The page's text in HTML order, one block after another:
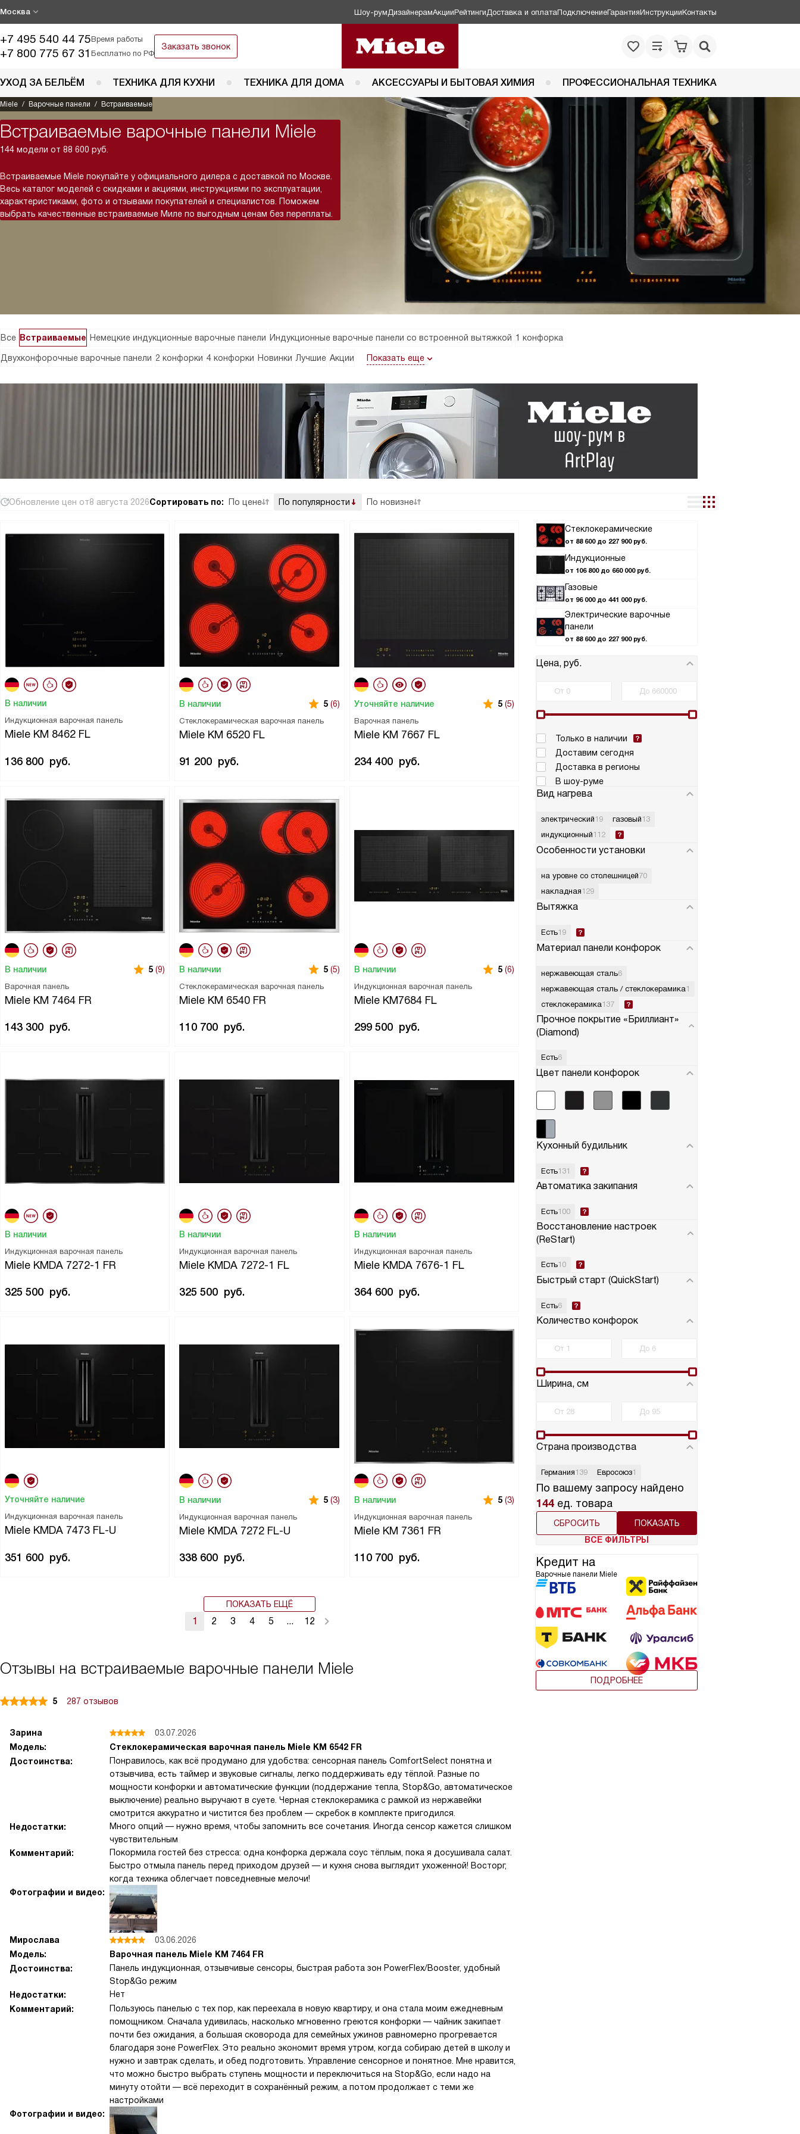
Москва Шоу-рум ДизайнерамАкцииРейтинги Доставка и оплатаПодключениеГарантияИнструкцииКонтакты
+7 495 540 44 75Время работы
+7 800 775 67 31 Бесплатно по РФ
Заказать звонок
УХОД ЗА БЕЛЬЁМ ТЕХНИКА ДЛЯ КУХНИ ТЕХНИКА ДЛЯ ДОМА АКСЕССУАРЫ И БЫТОВАЯ ХИМИЯ ПРОФЕССИОНАЛЬНАЯ ТЕХНИКА
Miele Варочные панели Встраиваемые
Встраиваемые варочные панели Miele
144 модели от 88 600 руб.
Встраиваемые Miele покупайте у официального дилера с доставкой по Москве.
Весь каталог моделей с скидками и акциями, инструкциями по эксплуатации,
характеристиками, фото и отзывами покупателей и специалистов. Поможем
выбрать качественные встраиваемые Миле по выгодным ценам без переплаты.
Все Встраиваемые Немецкие индукционные варочные панели Индукционные варочные панели со встроенной вытяжкой 1 конфорка
Двухконфорочные варочные панели 2 конфорки 4 конфорки Новинки Лучшие Акции Показать еще
Обновление цен от8 августа 2026Сортировать по: По цене По популярности По новизне
Стеклокерамические
от 88 600 до 227 900 руб.
Индукционные
от 106 800 до 660 000 руб.
Газовые
от 96 000 до 441 000 руб.
Электрические варочные
панели
от 88 600 до 227 900 руб.
Цена, руб.
Только в наличии
Доставим сегодня
Доставка в регионы
В шоу-руме
Вид нагрева
электрический19 газовый13
индукционный112
Особенности установки
на уровне со столешницей70
накладная129
Вытяжка
Есть19
Материал панели конфорок
нержавеющая сталь6
нержавеющая сталь / стеклокерамика1
стеклокерамика137
Прочное покрытие «Бриллиант»
(Diamond)
Есть6
Цвет панели конфорок
Кухонный будильник
Есть131
Автоматика закипания
Есть100
Восстановление настроек
(ReStart)
Есть10
Быстрый старт (QuickStart)
Есть6
Количество конфорок
Ширина, см
Страна производства
Германия139 Евросоюз1
По вашему запросу найдено
144 ед. товара
СБРОСИТЬ
ВСЕ ФИЛЬТРЫ
Кредит на
Варочные панели Miele
ПОДРОБНЕЕ
Индукционная варочная панель
Miele KM 8462 FL
В наличии
136 800 руб.
Стеклокерамическая варочная панель
Miele KM 6520 FL
В наличии 5 (6)
91 200 руб.
Варочная панель
Miele KM 7667 FL
Уточняйте наличие 5 (5)
234 400 руб.
Варочная панель
Miele KM 7464 FR
В наличии 5 (9)
143 300 руб.
Стеклокерамическая варочная панель
Miele KM 6540 FR
В наличии 5 (5)
110 700 руб.
Индукционная варочная панель
Miele KM7684 FL
В наличии 5 (6)
299 500 руб.
Индукционная варочная панель
Miele KMDA 7272-1 FR
В наличии
325 500 руб.
Индукционная варочная панель
Miele KMDA 7272-1 FL
В наличии
325 500 руб.
Индукционная варочная панель
Miele KMDA 7676-1 FL
В наличии
364 600 руб.
Индукционная варочная панель
Miele KMDA 7473 FL-U
Уточняйте наличие
351 600 руб.
Индукционная варочная панель
Miele KMDA 7272 FL-U
В наличии 5 (3)
338 600 руб.
Индукционная варочная панель
Miele KM 7361 FR
В наличии 5 (3)
110 700 руб.
ПОКАЗАТЬ ЕЩЁ
1 2 3 4 5 ... 12
Отзывы на встраиваемые варочные панели Miele
5 287 отзывов
Зарина
03.07.2026
Модель:
Стеклокерамическая варочная панель Miele KM 6542 FR
Достоинства:
Понравилось, как всё продумано для удобства: сенсорная панель ComfortSelect понятна и
отзывчива, есть таймер и звуковые сигналы, легко поддерживать еду тёплой. Разные по
мощности конфорки и автоматические функции (поддержание тепла, Stop&Go, автоматическое
выключение) реально выручают в суете. Черная стеклокерамика с рамкой из нержавейки
смотрится аккуратно и чистится без проблем — скребок в комплекте пригодился.
Недостатки:
Много опций — нужно время, чтобы запомнить все сочетания. Иногда сенсор кажется слишком
чувствительным
Комментарий:
Покормила гостей без стресса: одна конфорка держала соус тёплым, пока я досушивала салат.
Быстро отмыла панель перед приходом друзей — и кухня снова выглядит ухоженной! Восторг,
когда техника облегчает повседневные мелочи!
Фотографии и видео:
Мирослава
03.06.2026
Модель:
Варочная панель Miele KM 7464 FR
Достоинства:
Панель индукционная, отзывчивые сенсоры, быстрая работа зон PowerFlex/Booster, удобный
Stop&Go режим
Недостатки:
Нет
Комментарий:
Пользуюсь панелью с тех пор, как переехала в новую квартиру, и она стала моим ежедневным
помощником. Сначала удивилась, насколько мгновенно греются конфорки — чайник закипает
почти без ожидания, а большая сковорода для семейных ужинов равномерно прогревается
благодаря зоне PowerFlex. Это реально экономит время утром, когда собираю детей в школу и
нужно и завтрак сделать, и обед подготовить. Управление сенсорное и понятное. Мне нравится,
что можно быстро выбрать ступень мощности и переключиться на Stop&Go, если надо на
минуту отойти — всё переходит в сохранённый режим, а потом продолжает с теми же
настройками
Фотографии и видео: